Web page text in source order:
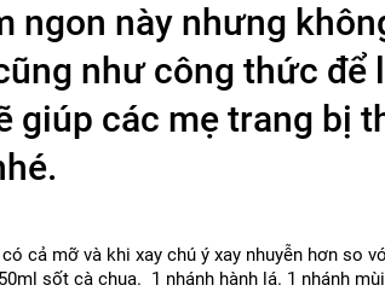
ngon này nhưng
như công thức để
giúp các mẹ trang bị
cả mỡ và khi xay chú ý xay nhuyễn hơn so
sốt cà chua. 1 nhánh hành lá. 1 nhánh